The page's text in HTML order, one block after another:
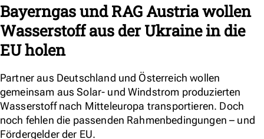
Bayerngas und RAG Austria wollen
Wasserstoff aus der Ukraine in die
EU holen
Partner aus Deutschland und Österreich wollen
gemeinsam aus Solar- und Windstrom produzierten
Wasserstoff nach Mitteleuropa transportieren. Doch
noch fehlen die passenden Rahmenbedingungen – und
Fördergelder der EU.